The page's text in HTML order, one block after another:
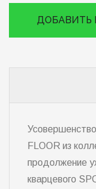
ДОБАВИТЬ
FLOOR из
продолжение
кварцевого